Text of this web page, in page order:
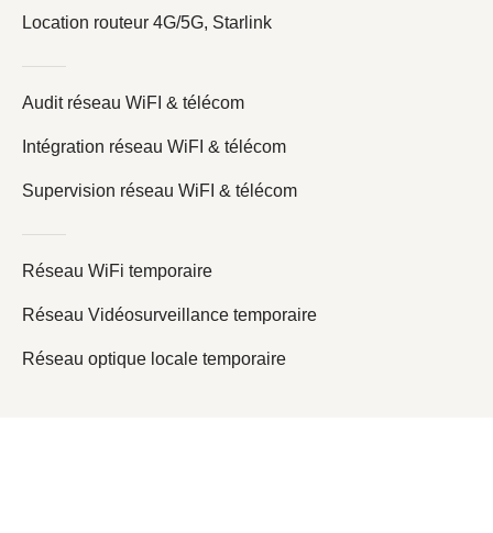
Location routeur 4G/5G, Starlink
Audit réseau WiFI & télécom
Intégration réseau WiFI & télécom
Supervision réseau WiFI & télécom
Réseau WiFi temporaire
Réseau Vidéosurveillance temporaire
Réseau optique locale temporaire